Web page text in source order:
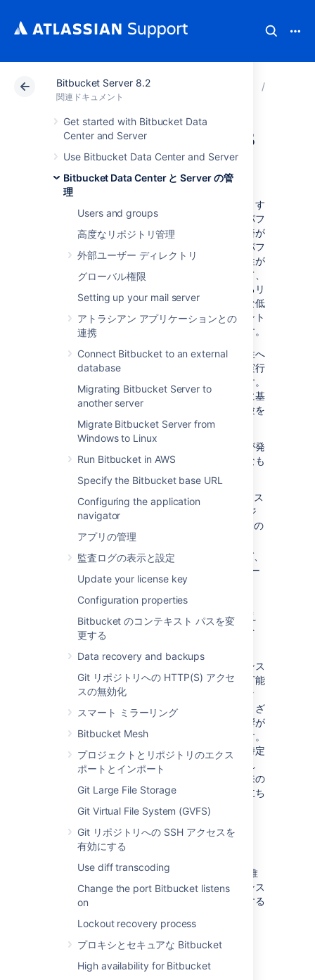
Bitbucket Server 8.2
関連ドキュメント
Get started with Bitbucket Data
Center and Server
Use Bitbucket Data Center and Server
Bitbucket Data Center と Server の管
理
Users and groups
高度なリポジトリ管理
外部ユーザー ディレクトリ
グローバル権限
Setting up your mail server
アトラシアン アプリケーションとの
連携
Connect Bitbucket to an external
database
Migrating Bitbucket Server to
another server
Migrate Bitbucket Server from
Windows to Linux
Run Bitbucket in AWS
Specify the Bitbucket base URL
Configuring the application
navigator
アプリの管理
監査ログの表示と設定
Update your license key
Configuration properties
Bitbucket のコンテキスト パスを変
更する
Data recovery and backups
Git リポジトリへの HTTP(S) アクセ
スの無効化
スマート ミラーリング
Bitbucket Mesh
プロジェクトとリポジトリのエクス
ポートとインポート
Git Large File Storage
Git Virtual File System (GVFS)
Git リポジトリへの SSH アクセスを
有効にする
Use diff transcoding
Change the port Bitbucket listens
on
Lockout recovery process
プロキシとセキュアな Bitbucket
High availability for Bitbucket
アトラシアン サポート
Bitbucket guardrails
背景
アトラシアンは、大手顧客のニーズをサポートす
ることを約束しています。これには、製品のパフ
ォーマンスとスケーラビリティの継続的な改善が
含まれます。インスタンス内のデータ量は、パフ
ォーマンスと安定性の問題の要因になる可能性が
あります。インスタンスが大きくなるにつれて、
時間の経過とともにパフォーマンスが低下するリ
スクも増えます。多くの場合、これは段階的な低
下であり、チームに重大な影響を与えるポイント
に到達するまで気づかれない可能性があります。
次の表では観察されたパフォーマンスと安定性へ
の影響を説明して、リスクを軽減するために実行
できるいくつかのアクションを提案しています。
ガードレールは一部の大手顧客の実際の経験に基
づいていますが、必ずしもすべての組織の経験を
代表するものではありません。
パフォーマンスと安定性に関する重大な問題が発
生するリスクを軽減する方法には、次のようなも
のがあります。
アプリの変更。たとえば、パフォーマンス
を向上させるために新しいアプリ バージ
ョンにアップグレード、またはユーザーの
管理方法を変更します。
インフラストラクチャの変更。たとえば、
メモリや CPU を増設、またはクラスター
やミラーを実行します。
フットプリントを削減するためのデータ
クリーンアップ アクティビティ。たとえ
ば、アーカイブ、またはモノリス サイト
を分割します。
これらはハード制限ではなく、一部の製品インス
タンスは既にこれらのしきい値を超えている可能
性があることにご注意ください。異なるデータ
タイプ間の相互作用やサイトの負荷など、さまざ
まな要因によって次に示すような潜在的な影響が
発生する可能性とその影響の程度が決まります。
あらゆるタイプのリスクと同様に、リスクを特定
して計画を立てることが不可欠です。そうすれ
ば、これらのアクションに優先順位付けて将来の
パフォーマンス問題の可能性を減らすのに役立ち
ます。
定義
ガードレールとはデータ タイプに関する推
奨事項であり、潜在的なリスクを特定してインス
タンス最適化ジャーニーの次のステップに関する
Bitbucket guardrails